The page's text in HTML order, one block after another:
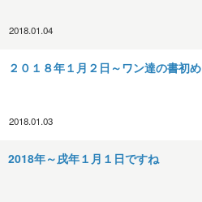
2018.01.04
２０１８年１月２日～ワン達の書初
2018.01.03
2018年～戌年１月１日ですね